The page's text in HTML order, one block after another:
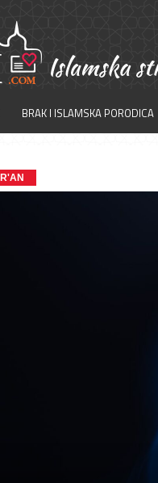
BRAK I ISLAMSKA PORODICA